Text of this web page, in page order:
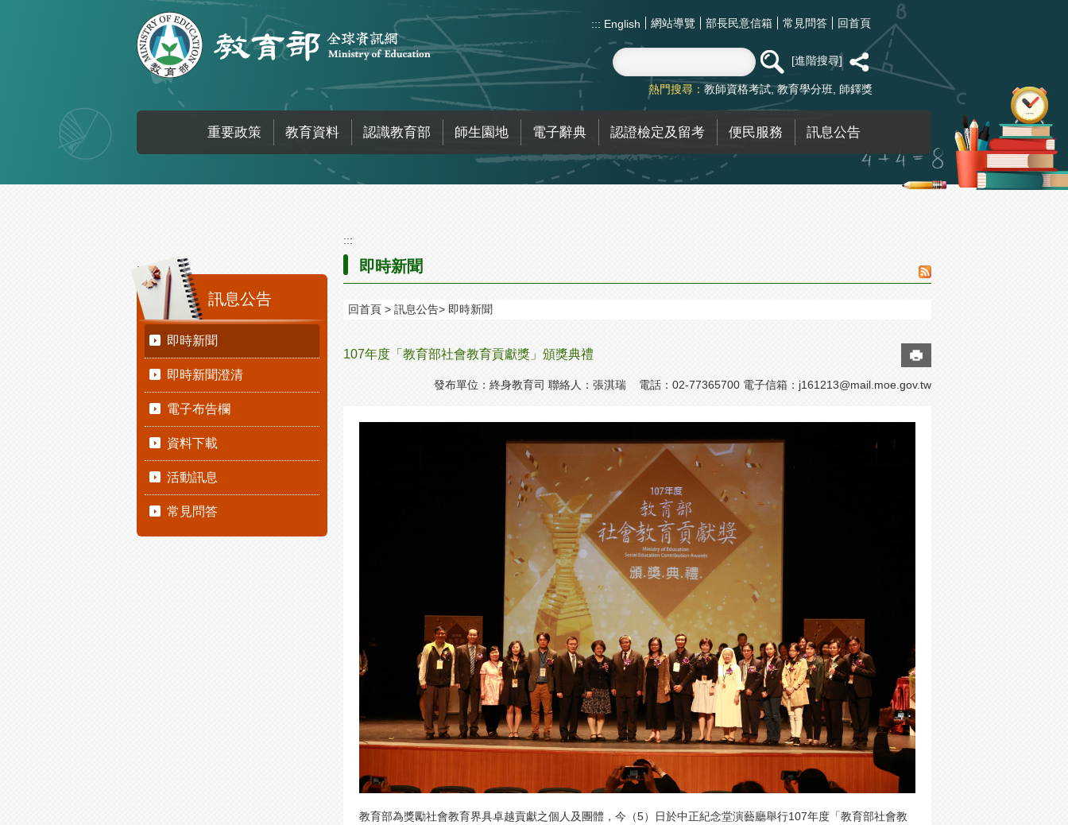
::: English 網站導覽 部長民意信箱 常見問答 回首頁
進階搜尋
熱門搜尋： 教師資格考試 教育學分班 師鐸獎
重要政策 教育資料 認識教育部 師生園地 電子辭典 認證檢定及留考 便民服務 訊息公告
:::
訊息公告
即時新聞
即時新聞澄清
電子布告欄
資料下載
活動訊息
常見問答
:::
即時新聞
回首頁 訊息公告 即時新聞
107年度「教育部社會教育貢獻獎」頒獎典禮
發布單位：終身教育司 聯絡人：張淇瑞 電話：02-77365700 電子信箱： j161213@mail.moe.gov.tw
教育部為獎勵社會教育界具卓越貢獻之個人及團體，今（5）日於中正紀念堂演藝廳舉行107年度「教育部社會教